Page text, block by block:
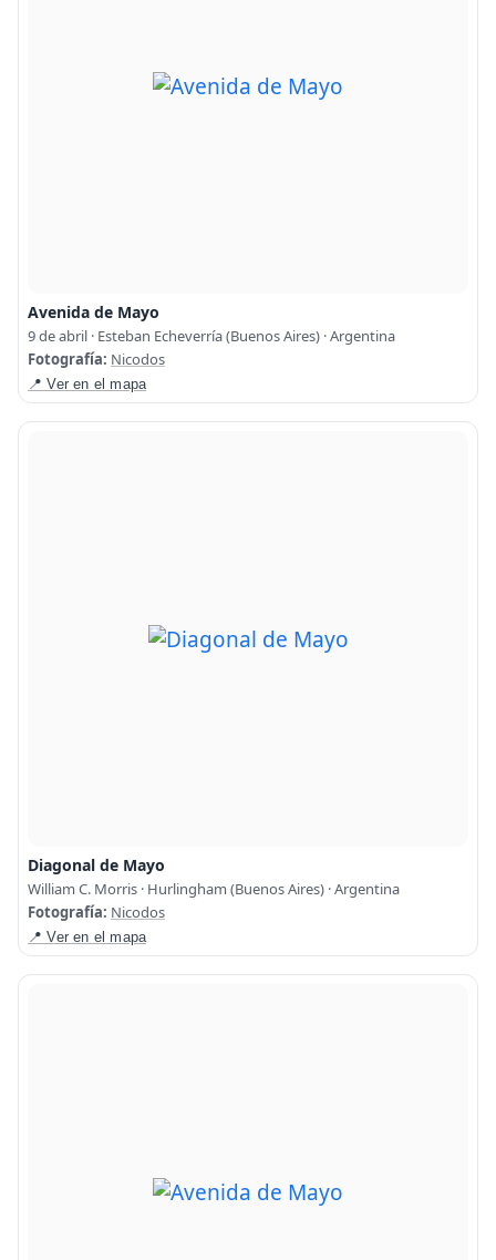
Avenida de Mayo
9 de abril · Esteban Echeverría (Buenos Aires) · Argentina
Fotografía: Nicodos
📍 Ver en el mapa
Diagonal de Mayo
William C. Morris · Hurlingham (Buenos Aires) · Argentina
Fotografía: Nicodos
📍 Ver en el mapa